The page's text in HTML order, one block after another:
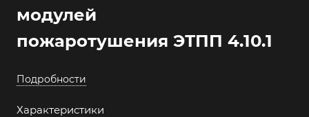
модулей
пожаротушения ЭТПП 4.10.1
Подробности
Характеристики